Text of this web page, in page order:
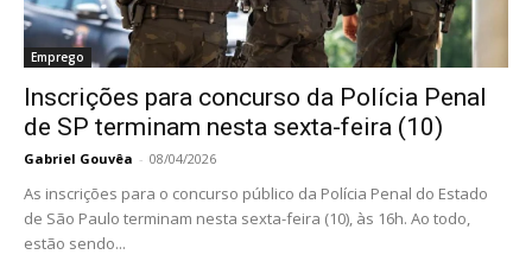
Emprego
Inscrições para concurso da Polícia Penal
de SP terminam nesta sexta-feira (10)
Gabriel Gouvêa - 08/04/2026
As inscrições para o concurso público da Polícia Penal do Estado
de São Paulo terminam nesta sexta-feira (10), às 16h. Ao todo,
estão sendo...